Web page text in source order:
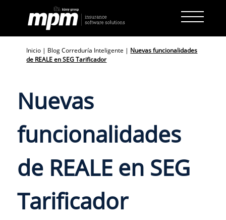
content
Inicio | Blog Correduría Inteligente | Nuevas funcionalidades
de REALE en SEG Tarificador
Nuevas
funcionalidades
de REALE en SEG
Tarificador